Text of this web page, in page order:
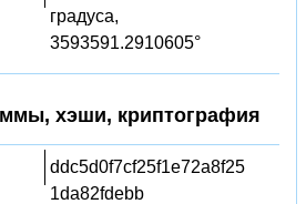
градуса,
3593591.2910605°
хэши, криптография
ddc5d0f7cf25f1e72a8f25
1da82fdebb